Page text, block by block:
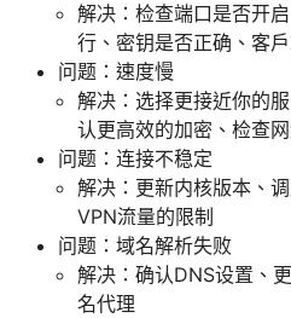
解决：检查端口是否开
行、密钥是否正确、客
问题：速度慢
解决：选择更接近你的
认更高效的加密、检查
问题：连接不稳定
解决：更新内核版本、
VPN流量的限制
问题：域名解析失败
解决：确认DNS设置、
名代理